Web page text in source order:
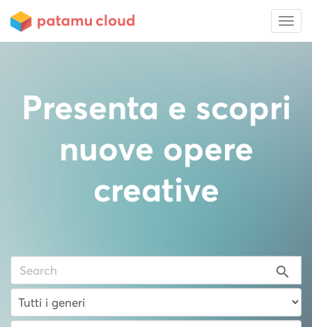
Presenta e scopri
nuove opere
creative
search